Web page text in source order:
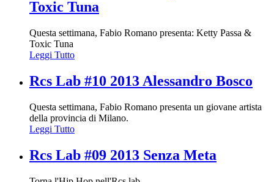
Toxic Tuna
Questa settimana, Fabio Romano presenta: Ketty Passa &
Toxic Tuna
Leggi Tutto
Rcs Lab #10 2013 Alessandro Bosco
Questa settimana, Fabio Romano presenta un giovane artista
della provincia di Milano.
Leggi Tutto
Rcs Lab #09 2013 Senza Meta